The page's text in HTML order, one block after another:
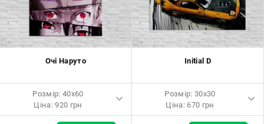
Очі Наруто
Розмір: 40x60
Ціна: 920 грн
Initial D
Розмір: 30x30
Ціна: 670 грн